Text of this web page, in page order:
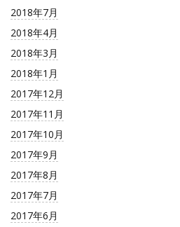
2018年7月
2018年4月
2018年3月
2018年1月
2017年12月
2017年11月
2017年10月
2017年9月
2017年8月
2017年7月
2017年6月